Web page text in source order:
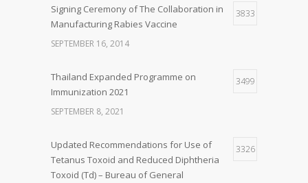
Signing Ceremony of The Collaboration in
Manufacturing Rabies Vaccine
3833
SEPTEMBER 16, 2014
Thailand Expanded Programme on
Immunization 2021
3499
SEPTEMBER 8, 2021
Updated Recommendations for Use of
Tetanus Toxoid and Reduced Diphtheria
Toxoid (Td) – Bureau of General
3326